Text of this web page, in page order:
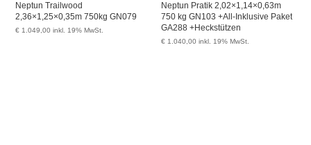
Neptun Trailwood
2,36×1,25×0,35m 750kg GN079
€ 1.049,00 inkl. 19% MwSt.
Neptun Pratik 2,02×1,14×0,63m
750 kg GN103 +All-Inklusive Paket
GA288 +Heckstützen
€ 1.040,00 inkl. 19% MwSt.